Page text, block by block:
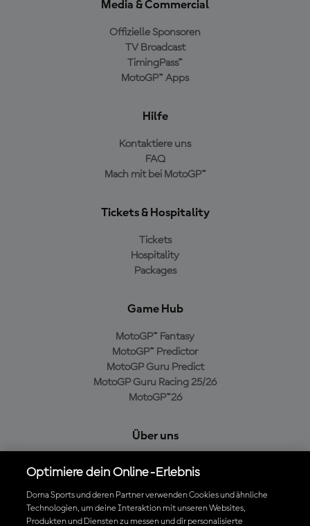
Media & Commercial
Offizielle Sponsoren
TV Broadcast
TimingPass™
MotoGP™ Apps
Hilfe
Kontaktiere uns
FAQ
Mach mit bei MotoGP™
Tickets & Hospitality
Tickets
Hospitality
Packages
Game Hub
MotoGP™ Fantasy
MotoGP™ Predictor
MotoGP Guru Predict
MotoGP Guru Racing 25/26
MotoGP™26
Über uns
Cookie-Richtlinien
Geschäftsbedingungen
Datenschutzrichtlinien
Optimiere dein Online-Erlebnis
Dorna Sports und deren Partner verwenden Cookies und ähnliche
Technologien, um deine Interaktion mit unseren Websites,
Produkten und Diensten zu messen und dir personalisierte